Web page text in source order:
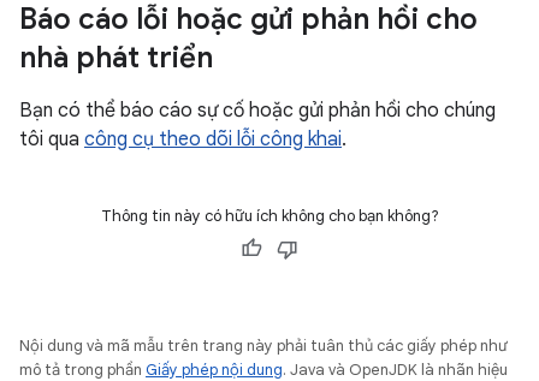
Báo cáo lỗi hoặc gửi phản hồi cho
nhà phát triển
Bạn có thể báo cáo sự cố hoặc gửi phản hồi cho chúng
tôi qua công cụ theo dõi lỗi công khai.
Thông tin này có hữu ích không cho bạn không?
Nội dung và mã mẫu trên trang này phải tuân thủ các giấy phép như
mô tả trong phần Giấy phép nội dung. Java và OpenJDK là nhãn hiệu